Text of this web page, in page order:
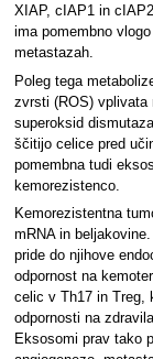
XIAP, cIAP1 in
ima pomembno
metastazah.
Poleg tega
zvrsti (ROS) vplivata
superoksid
ščitijo celice pred
pomembna tudi
kemorezistenco.
Kemorezistentna
mRNA in
pride do njihove
odpornost na
celic v Th17 in Treg,
odpornosti na
Eksosomi prav tako